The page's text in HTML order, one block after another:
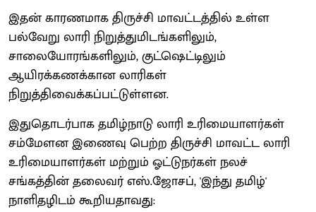
இதன் காரணமாக திருச்சி மாவட்டத்தில் உள்ள
பல்வேறு லாரி நிறுத்துமிடங்களிலும்,
சாலையோரங்களிலும், குட்ஷெட்டிலும்
ஆயிரக்கணக்கான லாரிகள்
நிறுத்திவைக்கப்பட்டுள்ளன.
இதுதொடர்பாக தமிழ்நாடு லாரி உரிமையாளர்கள்
சம்மேளன இணைவு பெற்ற திருச்சி மாவட்ட லாரி
உரிமையாளர்கள் மற்றும் ஓட்டுநர்கள் நலச்
சங்கத்தின் தலைவர் எஸ்.ஜோசப், 'இந்து தமிழ்'
நாளிதழிடம் கூறியதாவது: